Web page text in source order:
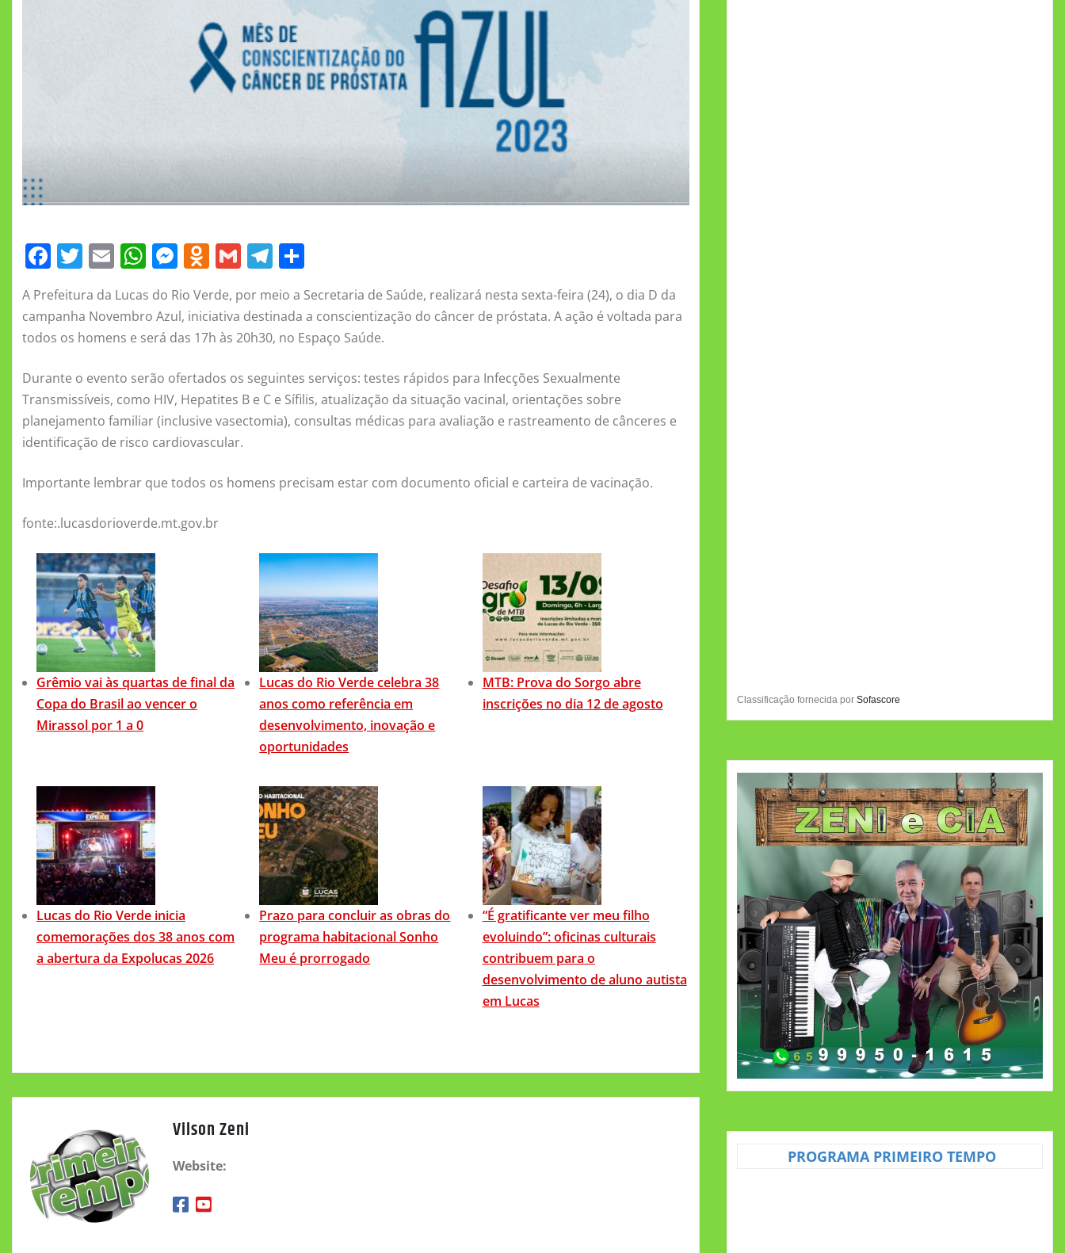
F
a
c
e
o
o
k
T
w
it
te
E
m
ai
l
W
h
at
s
p
p
M
e
ss
e
g
er
O
d
n
o
a
ss
ni
ki
G
ai
l
T
el
e
gr
m
h
a
re
A Prefeitura da Lucas do Rio Verde, por meio a Secretaria de Saúde, realizará nesta sexta-feira (24), o dia D da
campanha Novembro Azul, iniciativa destinada a conscientização do câncer de próstata. A ação é voltada para
todos os homens e será das 17h às 20h30, no Espaço Saúde.
Durante o evento serão ofertados os seguintes serviços: testes rápidos para Infecções Sexualmente
Transmissíveis, como HIV, Hepatites B e C e Sífilis, atualização da situação vacinal, orientações sobre
planejamento familiar (inclusive vasectomia), consultas médicas para avaliação e rastreamento de cânceres e
identificação de risco cardiovascular.
Importante lembrar que todos os homens precisam estar com documento oficial e carteira de vacinação.
fonte:.lucasdorioverde.mt.gov.br
Grêmio vai às quartas de final da
Copa do Brasil ao vencer o
Mirassol por 1 a 0
Lucas do Rio Verde celebra 38
anos como referência em
desenvolvimento, inovação e
oportunidades
MTB: Prova do Sorgo abre
inscrições no dia 12 de agosto
Lucas do Rio Verde inicia
comemorações dos 38 anos com
a abertura da Expolucas 2026
Prazo para concluir as obras do
programa habitacional Sonho
Meu é prorrogado
“É gratificante ver meu filho
evoluindo”: oficinas culturais
contribuem para o
desenvolvimento de aluno autista
em Lucas
Vilson Zeni
Website:
Classificação fornecida por Sofascore
PROGRAMA PRIMEIRO TEMPO